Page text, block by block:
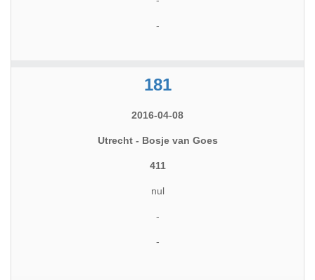
-
181
2016-04-08
Utrecht - Bosje van Goes
411
nul
-
-